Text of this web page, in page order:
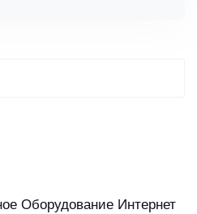
Оборудование Интернет